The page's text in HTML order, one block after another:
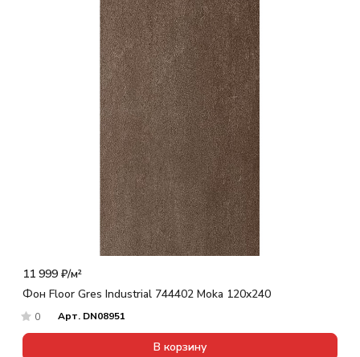
11 999 ₽/м²
Фон Floor Gres Industrial 744402 Moka 120x240
0 Арт. DN08951
В корзину